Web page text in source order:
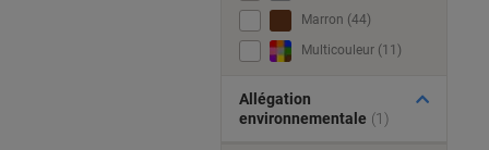
Marron (44)
Multicouleur (11)
Allégation
environnementale (1)